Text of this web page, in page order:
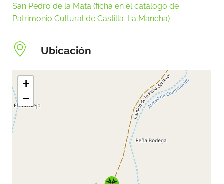
San Pedro de la Mata (ficha en el catálogo de
Patrimonio Cultural de Castilla-La Mancha)
Ubicación
+
−